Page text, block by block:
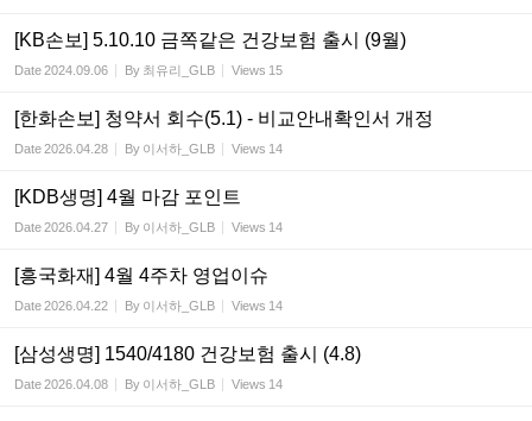
[KB손보] 5.10.10 금쪽같은 건강보험 출시 (9월)
Date2024.09.06 By 최유리_GLB Views 15
[한화손보] 청약서 회수(5.1) - 비교안내확인서 개정
Date2026.04.28 By 이서하_GLB Views 14
[KDB생명] 4월 마감 포인트
Date2026.04.27 By 이서하_GLB Views 14
[흥국화재] 4월 4주차 영업이슈
Date2026.04.22 By 이서하_GLB Views 14
[삼성생명] 1540/4180 건강보험 출시 (4.8)
Date2026.04.08 By 이서하_GLB Views 14